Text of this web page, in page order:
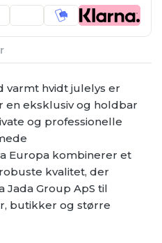
varmt hvidt julelys er
en eksklusiv og holdbar
og professionelle
Europa kombinerer et
kvalitet, der
Group ApS til
butikker og større